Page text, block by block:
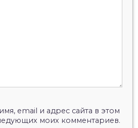
email и адрес сайта в этом
моих комментариев.